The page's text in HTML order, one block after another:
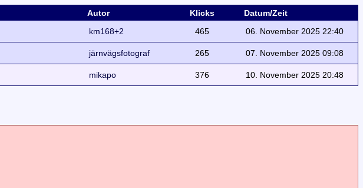
Autor Klicks Datum/Zeit
km168+2 465 06. November 2025 22:40
järnvägsfotograf 265 07. November 2025 09:08
mikapo 376 10. November 2025 20:48